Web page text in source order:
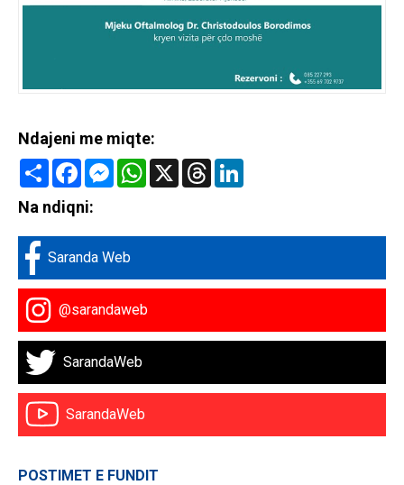
Ndajeni me miqte:
Share FacebookMessenger
WhatsApp
X Threads
Na ndiqni:
Saranda Web
@sarandaweb
SarandaWeb
SarandaWeb
POSTIMET E FUNDIT